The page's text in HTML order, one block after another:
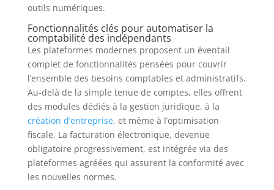
outils numériques.
Fonctionnalités clés pour automatiser la
comptabilité des indépendants
Les plateformes modernes proposent un éventail
complet de fonctionnalités pensées pour couvrir
l’ensemble des besoins comptables et administratifs.
Au-delà de la simple tenue de comptes, elles offrent
des modules dédiés à la gestion juridique, à la
création d’entreprise, et même à l’optimisation
fiscale. La facturation électronique, devenue
obligatoire progressivement, est intégrée via des
plateformes agréées qui assurent la conformité avec
les nouvelles normes.